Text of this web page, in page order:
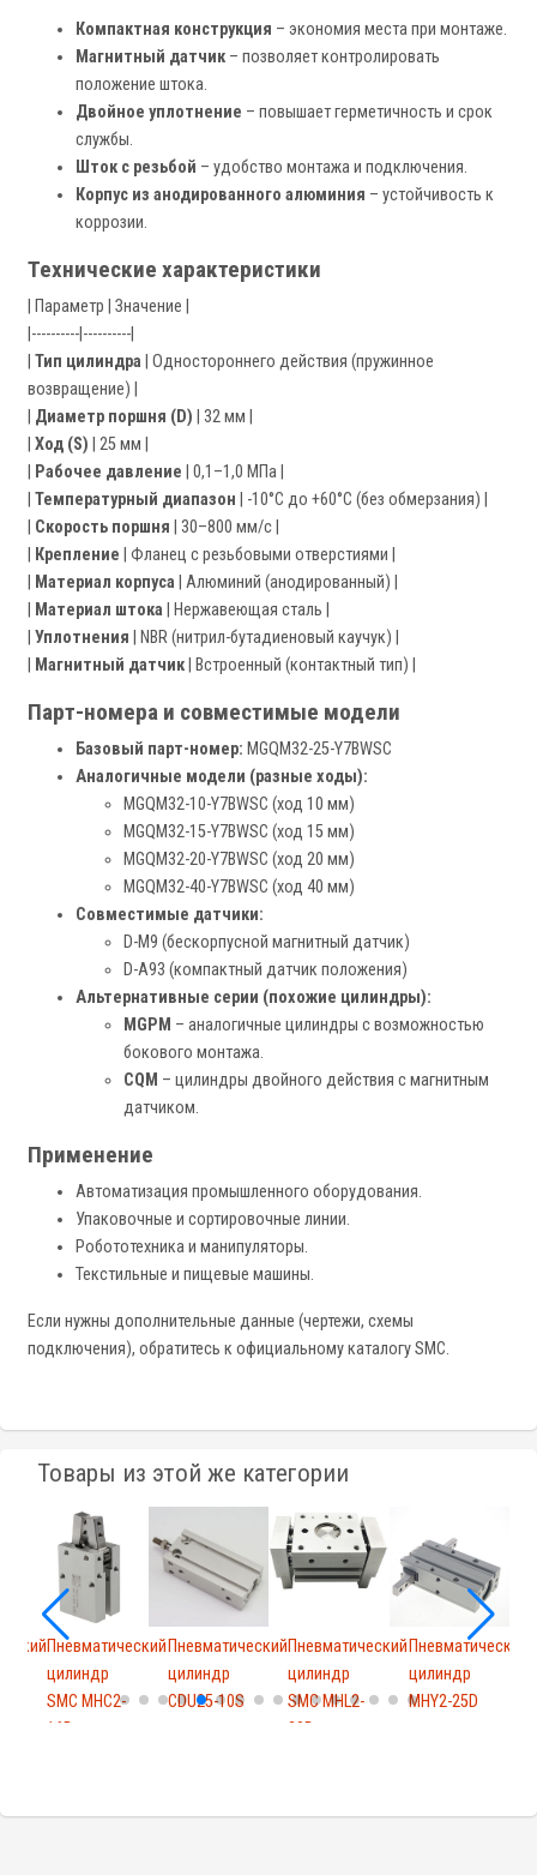
Компактная конструкция – экономия места при монтаже.
Магнитный датчик – позволяет контролировать
положение штока.
Двойное уплотнение – повышает герметичность и срок
службы.
Шток с резьбой – удобство монтажа и подключения.
Корпус из анодированного алюминия – устойчивость к
коррозии.
Технические характеристики
| Параметр | Значение |
|----------|----------|
Тип цилиндра | Одностороннего действия (пружинное
возвращение) |
Диаметр поршня (D) | 32 мм |
Ход (S) | 25 мм |
Рабочее давление | 0,1–1,0 МПа |
Температурный диапазон | -10°C до +60°C (без обмерзания) |
Скорость поршня | 30–800 мм/с |
Крепление | Фланец с резьбовыми отверстиями |
Материал корпуса | Алюминий (анодированный) |
Материал штока | Нержавеющая сталь |
Уплотнения | NBR (нитрил-бутадиеновый каучук) |
Магнитный датчик | Встроенный (контактный тип) |
Парт-номера и совместимые модели
Базовый парт-номер: MGQM32-25-Y7BWSC
Аналогичные модели (разные ходы):
MGQM32-10-Y7BWSC (ход 10 мм)
MGQM32-15-Y7BWSC (ход 15 мм)
MGQM32-20-Y7BWSC (ход 20 мм)
MGQM32-40-Y7BWSC (ход 40 мм)
Совместимые датчики:
D-M9 (бескорпусной магнитный датчик)
D-A93 (компактный датчик положения)
Альтернативные серии (похожие цилиндры):
MGPM – аналогичные цилиндры с возможностью
бокового монтажа.
CQM – цилиндры двойного действия с магнитным
датчиком.
Применение
Автоматизация промышленного оборудования.
Упаковочные и сортировочные линии.
Робототехника и манипуляторы.
Текстильные и пищевые машины.
Если нужны дополнительные данные (чертежи, схемы
подключения), обратитесь к официальному каталогу SMC.
Товары из этой же категории
Пневматический
цилиндр
SMC MHC2-
16D
Пневматический
цилиндр
CDU25-10S
Пневматический
цилиндр
SMC MHL2-
20D
Пневматический
цилиндр
MHY2-25D